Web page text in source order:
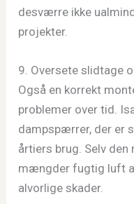
desværre ikke
projekter.
9. Oversete slidtage
Også en korrekt
problemer over tid.
dampspærrer, der er
årtiers brug. Selv
mængder fugtig luft
alvorlige skader.